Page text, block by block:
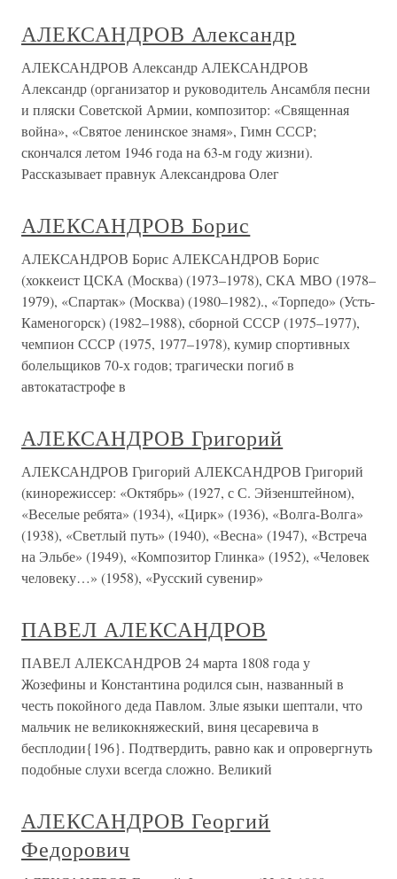
АЛЕКСАНДРОВ Александр
АЛЕКСАНДРОВ Александр АЛЕКСАНДРОВ
Александр (организатор и руководитель Ансамбля песни
и пляски Советской Армии, композитор: «Священная
война», «Святое ленинское знамя», Гимн СССР;
скончался летом 1946 года на 63-м году жизни).
Рассказывает правнук Александрова Олег
АЛЕКСАНДРОВ Борис
АЛЕКСАНДРОВ Борис АЛЕКСАНДРОВ Борис
(хоккеист ЦСКА (Москва) (1973–1978), СКА МВО (1978–
1979), «Спартак» (Москва) (1980–1982)., «Торпедо» (Усть-
Каменогорск) (1982–1988), сборной СССР (1975–1977),
чемпион СССР (1975, 1977–1978), кумир спортивных
болельщиков 70-х годов; трагически погиб в
автокатастрофе в
АЛЕКСАНДРОВ Григорий
АЛЕКСАНДРОВ Григорий АЛЕКСАНДРОВ Григорий
(кинорежиссер: «Октябрь» (1927, с С. Эйзенштейном),
«Веселые ребята» (1934), «Цирк» (1936), «Волга-Волга»
(1938), «Светлый путь» (1940), «Весна» (1947), «Встреча
на Эльбе» (1949), «Композитор Глинка» (1952), «Человек
человеку…» (1958), «Русский сувенир»
ПАВЕЛ АЛЕКСАНДРОВ
ПАВЕЛ АЛЕКСАНДРОВ 24 марта 1808 года у
Жозефины и Константина родился сын, названный в
честь покойного деда Павлом. Злые языки шептали, что
мальчик не великокняжеский, виня цесаревича в
бесплодии{196}. Подтвердить, равно как и опровергнуть
подобные слухи всегда сложно. Великий
АЛЕКСАНДРОВ Георгий
Федорович